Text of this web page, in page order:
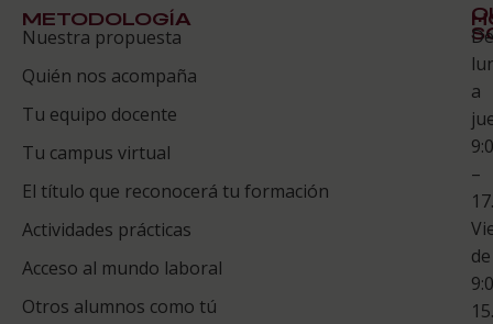
METODOLOGÍA
Nuestra propuesta
Quién nos acompaña
Tu equipo docente
Tu campus virtual
El título que reconocerá tu formación
Actividades prácticas
Acceso al mundo laboral
Otros alumnos como tú
Te
De
a
–
de